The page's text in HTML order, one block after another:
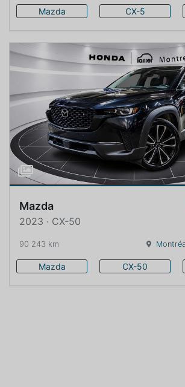
Mazda CX-5
Mazda
2023 · CX-50
90 243 km
Mazda CX-50